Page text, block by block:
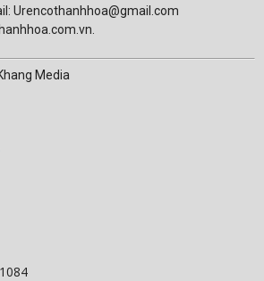
Urencothanhhoa@gmail.com
Media